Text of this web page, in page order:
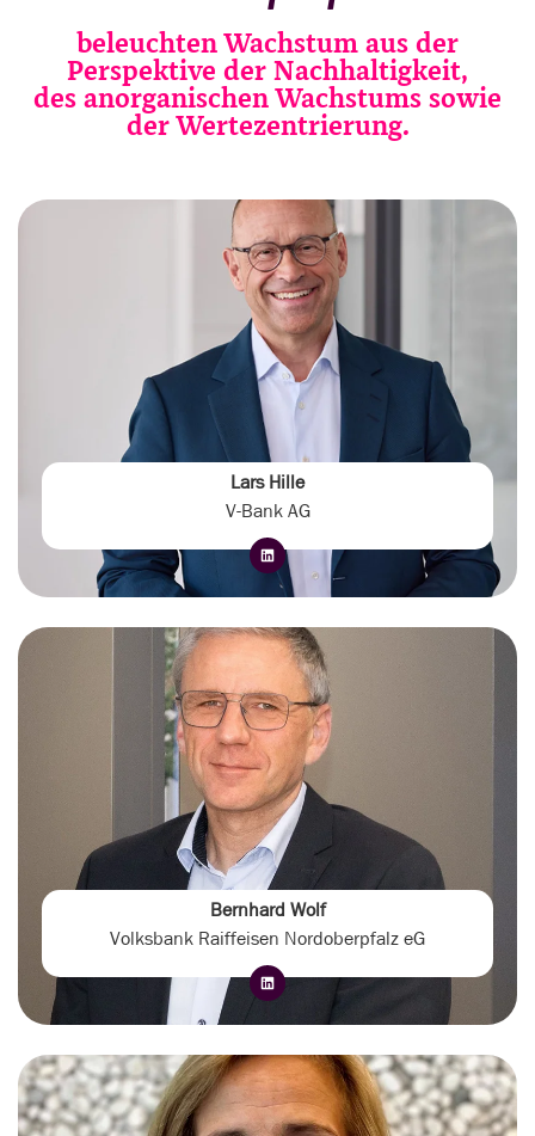
beleuchten Wachstum aus der
Perspektive der Nachhaltigkeit,
des anorganischen Wachstums sowie
der Wertezentrierung.
Lars Hille
V-Bank AG
Bernhard Wolf
Volksbank Raiffeisen Nordoberpfalz eG